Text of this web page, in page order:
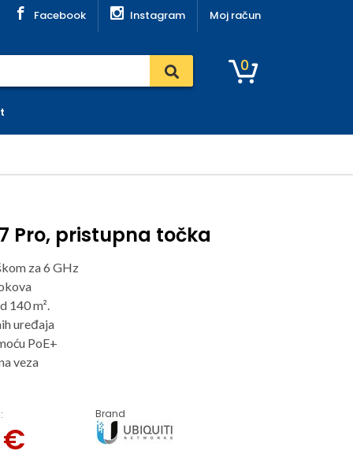
Facebook Instagram Moj račun
0
Pro, pristupna točka
za 6 GHz
140 m².
uređaja
PoE+
veza
€
Brand